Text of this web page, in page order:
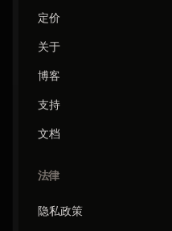
定价
关于
博客
支持
文档
法律
隐私政策